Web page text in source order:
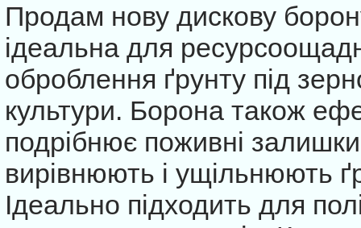
Продам нову дискову
ідеальна для
оброблення ґрунту під
культури. Борона також
подрібнює поживні
вирівнюють і ущільнюють
Ідеально підходить для